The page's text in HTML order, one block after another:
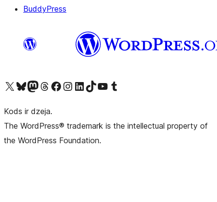
BuddyPress
Apmeklējiet mūsu X (agrāk Twitter) kontu
Apmeklējiet mūsu Bluesky kontu
Apmeklējiet mūsu Mastodon kontu
Apmeklējiet mūsu Threads kontu
Apmeklējiet mūsu Facebook lapuApmeklējiet mūsu Instagram kontu
Apmeklējiet mūsu LinkedIn kontu
Apmeklējiet mūsu TikTok kontu
Apmeklējiet mūsu YouTube kanālu
Apmeklējiet mūsu Tumblr kontu
Kods ir dzeja.
The WordPress® trademark is the intellectual property of
the WordPress Foundation.